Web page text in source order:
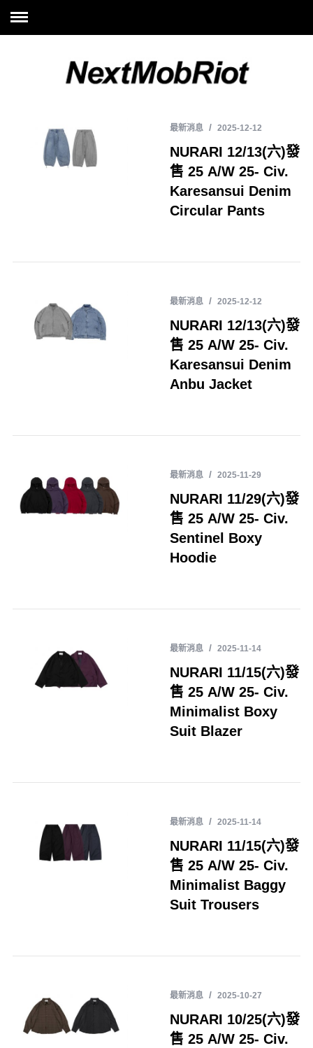
最新消息 2025-12-12
NURARI 12/13(六)發
售 25 A/W 25- Civ.
Karesansui Denim
Circular Pants
最新消息 2025-12-12
NURARI 12/13(六)發
售 25 A/W 25- Civ.
Karesansui Denim
Anbu Jacket
最新消息 2025-11-29
NURARI 11/29(六)發
售 25 A/W 25- Civ.
Sentinel Boxy
Hoodie
最新消息 2025-11-14
NURARI 11/15(六)發
售 25 A/W 25- Civ.
Minimalist Boxy
Suit Blazer
最新消息 2025-11-14
NURARI 11/15(六)發
售 25 A/W 25- Civ.
Minimalist Baggy
Suit Trousers
最新消息 2025-10-27
NURARI 10/25(六)發
售 25 A/W 25- Civ.